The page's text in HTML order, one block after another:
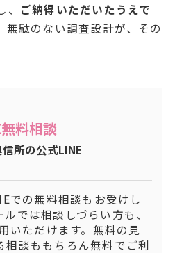
、 ご納得いただいたうえで
無駄のない調査設計が、その
料相談
所の公式LINE
での無料相談もお受けし
では相談しづらい方も、
いただけます。無料の見
相談ももちろん無料でご利